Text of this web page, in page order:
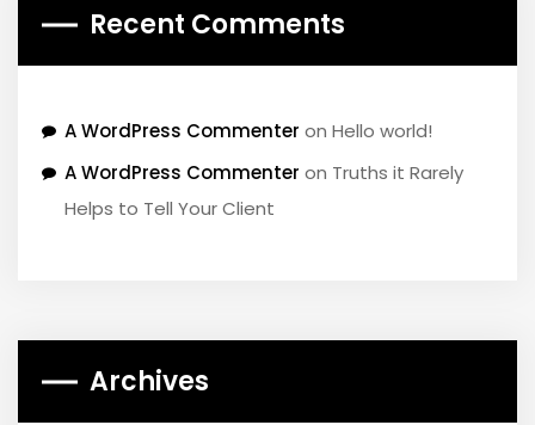
Recent Comments
A WordPress Commenter on Hello world!
A WordPress Commenter on Truths it Rarely
Helps to Tell Your Client
Archives